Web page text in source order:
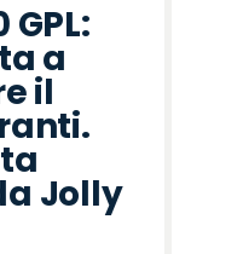
a
il
Jolly